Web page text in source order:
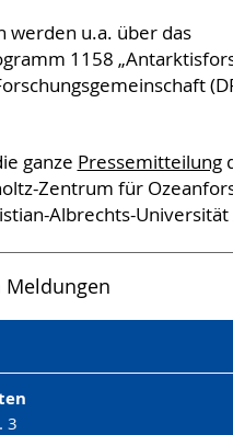
werden u.a. über das
1158
ganze Pressemitteilung
Zentrum für
Albrechts-Universität
Meldungen
3